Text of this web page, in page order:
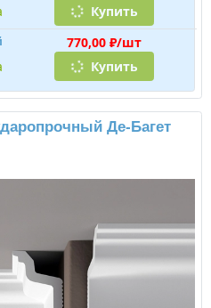
Купить
770,00 ₽/шт
Купить
Де-Багет